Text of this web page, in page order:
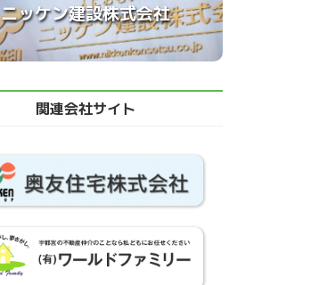
ニッケン建設株式会社
関連会社サイト